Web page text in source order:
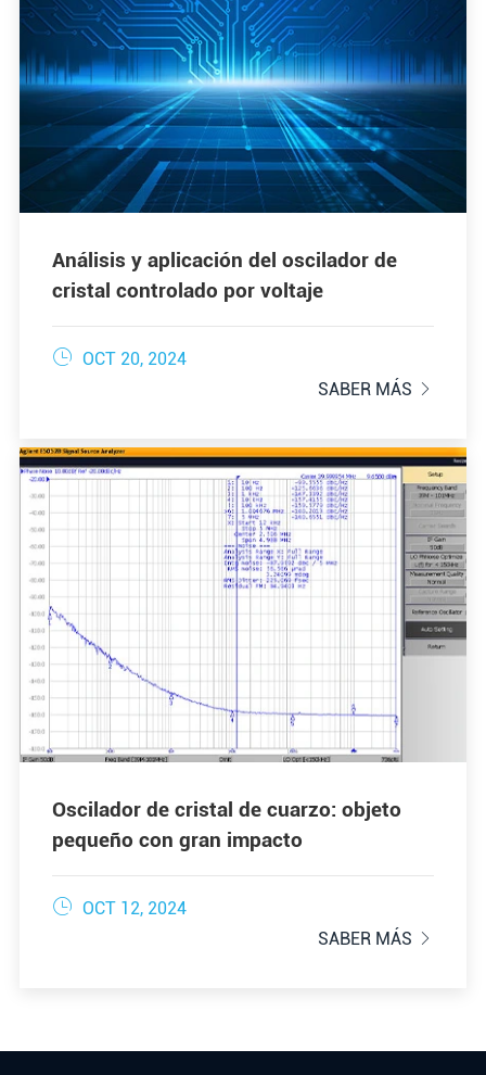
Análisis y aplicación del oscilador de
cristal controlado por voltaje
 OCT 20, 2024
SABER MÁS

Oscilador de cristal de cuarzo: objeto
pequeño con gran impacto
 OCT 12, 2024
SABER MÁS
